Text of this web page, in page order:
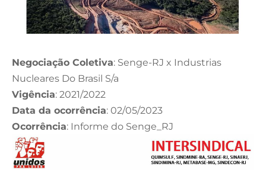
Negociação Coletiva: Senge-RJ x Industrias
Nucleares Do Brasil S/a
Vigência: 2021/2022
Data da ocorrência: 02/05/2023
Ocorrência: Informe do Senge_RJ